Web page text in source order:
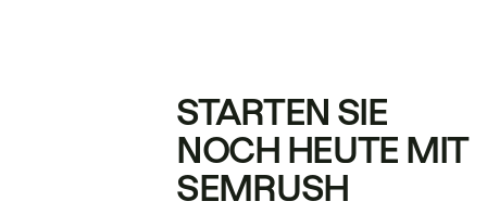
STARTEN SIE
NOCH HEUTE MIT
SEMRUSH